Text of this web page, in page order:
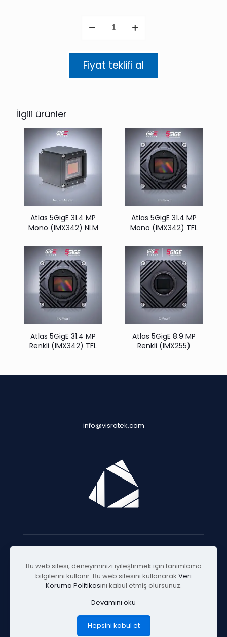
5GigE
(IMX421)
adet
Fiyat teklifi al
İlgili ürünler
Atlas 5GigE 31.4 MP
Mono (IMX342) NLM
Atlas 5GigE 31.4 MP
Mono (IMX342) TFL
Atlas 5GigE 31.4 MP
Renkli (IMX342) TFL
Atlas 5GigE 8.9 MP
Renkli (IMX255)
info@visratek.com
© 2025 Visratek
Bu web sitesi, deneyiminizi iyileştirmek için tanımlama
bilgilerini kullanır. Bu web sitesini kullanarak Veri
Koruma Politikasını kabul etmiş olursunuz.
Devamını oku
Hepsini kabul et